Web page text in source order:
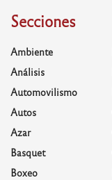
Secciones
Ambiente
Análisis
Automovilismo
Autos
Azar
Basquet
Boxeo